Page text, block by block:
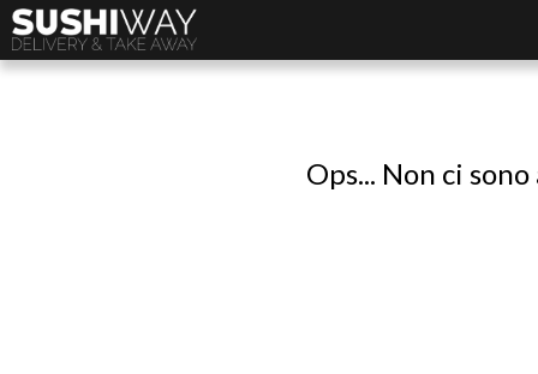
Ops... Non ci